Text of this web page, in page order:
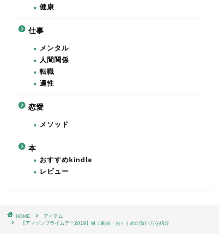
健康
仕事
メンタル
人間関係
転職
適性
恋愛
メソッド
本
おすすめkindle
レビュー
HOME
アイテム
【アマゾンプライムデー2019】目玉商品・おすすめの買い方を紹介